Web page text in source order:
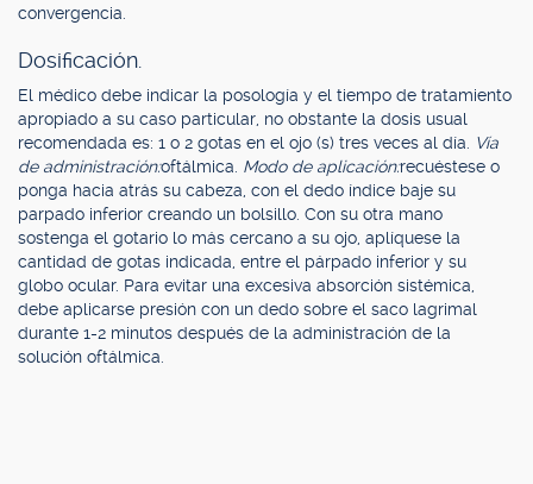
convergencia.
Dosificación.
El médico debe indicar la posología y el tiempo de tratamiento
apropiado a su caso particular, no obstante la dosis usual
recomendada es: 1 o 2 gotas en el ojo (s) tres veces al día.
Vía
de administración:oftálmica. Modo de aplicación:recuéstese o
ponga hacia atrás su cabeza, con el dedo índice baje su
parpado inferior creando un bolsillo. Con su otra mano
sostenga el gotario lo más cercano a su ojo, aplíquese la
cantidad de gotas indicada, entre el párpado inferior y su
globo ocular. Para evitar una excesiva absorción sistémica,
debe aplicarse presión con un dedo sobre el saco lagrimal
durante 1-2 minutos después de la administración de la
solución oftálmica.